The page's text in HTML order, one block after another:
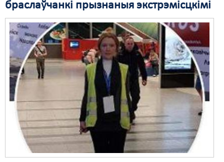
браслаўчанкі прызнаныя экстрэмісцкімі